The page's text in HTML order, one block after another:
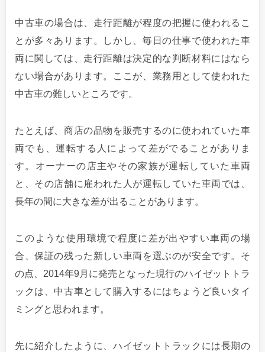
中古車の場合は、走行距離が程度の把握に使われるこ
とが多々あります。しかし、毎日の仕事で使われた車
両に関しては、走行距離は決定的な判断材料にはなら
ない場合があります。ここが、業務用として使われた
中古車の難しいところです。
たとえば、商店の品物を販売するのに使われていた車
両でも、運転する人によって差がでることがありま
す。オーナーの店主やその家族が運転していた車両
と、その店舗に雇われた人が運転していた車両では、
長年の間に大きな差が出ることがあります。
このような使用環境で程度に差が出やすい車両の場
合、保証の残った新しい車両を選ぶのが安全です。そ
の点、2014年9月に発売となった現行のハイゼットトラ
ックは、中古車として購入するにはちょうど良いタイ
ミングと思われます。
先に紹介したように、ハイゼットトラックには長期の